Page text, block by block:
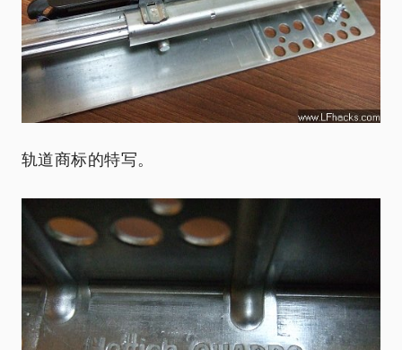
轨道商标的特写。